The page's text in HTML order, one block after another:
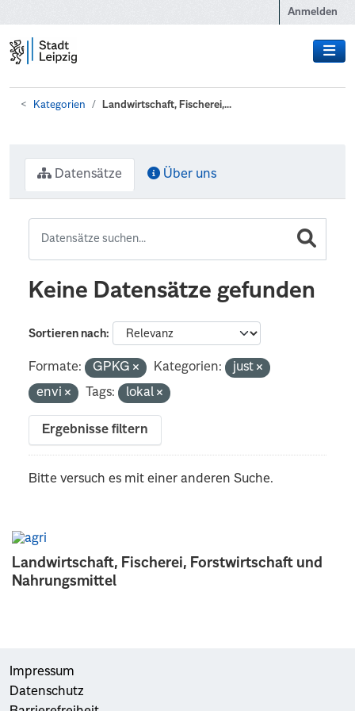
Anmelden
Kategorien Landwirtschaft, Fischerei,...
Landwirtschaft, Fischerei, Forstwirtschaft und
Nahrungsmittel
Datensätze Über uns
Keine Datensätze gefunden
Sortieren nach
Formate: GPKG Kategorien:
just
envi
Tags: lokal
Ergebnisse filtern
Bitte versuch es mit einer anderen Suche.
Impressum
Datenschutz